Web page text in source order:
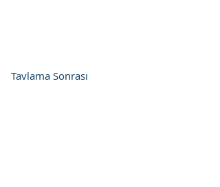
Tavlama Sonrası